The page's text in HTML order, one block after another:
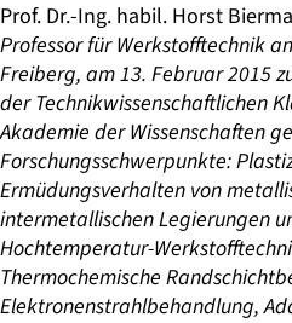
Prof. Dr.-Ing. habil. Horst
Professor für Werkstofftechnik
Freiberg, am 13. Februar 2015
der Technikwissenschaftlichen
Akademie der Wissenschaften
Forschungsschwerpunkte:
Ermüdungsverhalten von
intermetallischen Legierungen
Hochtemperatur-
Thermochemische
Elektronenstrahlbehandlung,